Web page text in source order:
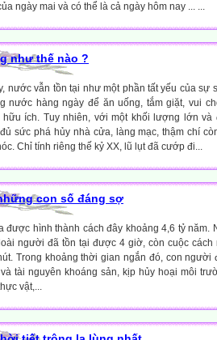
ngày mai và có thể là cả ngày hôm nay ... ...
như thế nào ?
nước vẫn tồn tại như một phần tất yếu của sự
nước hàng ngày để ăn uống, tắm giặt, vui
ích. Tuy nhiên, với một khối lượng lớn và
sức phá hủy nhà cửa, làng mạc, thậm chí
Chỉ tính riêng thế kỷ XX, lũ lụt đã cướp đi...
con số đáng sợ
được hình thành cách đây khoảng 4,6 tỷ năm.
người đã tồn tại được 4 giờ, còn cuộc cách
Trong khoảng thời gian ngắn đó, con
tài nguyên khoáng sản, kịp hủy hoại môi
vật,...